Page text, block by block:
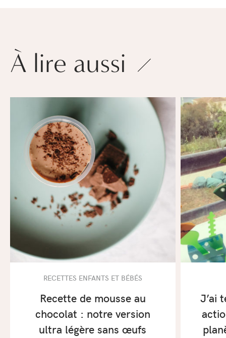
À lire aussi
RECETTES ENFANTS ET BÉBÉS
Recette de mousse au
chocolat : notre version
ultra légère sans œufs
J’ai